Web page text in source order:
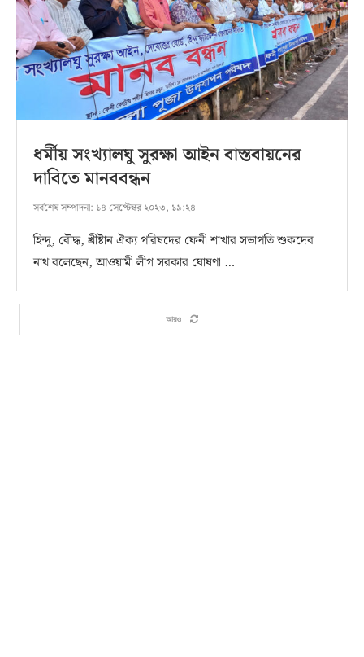
ধর্মীয় সংখ্যালঘু সুরক্ষা আইন বাস্তবায়নের
দাবিতে মানববন্ধন
সর্বশেষ সম্পাদনা: ১৪ সেপ্টেম্বর ২০২৩, ১৯:২৪
হিন্দু, বৌদ্ধ, খ্রীষ্টান ঐক্য পরিষদের ফেনী শাখার সভাপতি শুকদেব
নাথ বলেছেন, আওয়ামী লীগ সরকার ঘোষণা …
আরও